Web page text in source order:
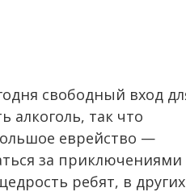
свободный вход
алкоголь, так что
еврейство —
за приключениями
ребят, в других